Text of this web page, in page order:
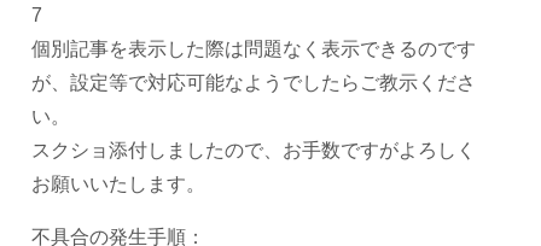
7
個別記事を表示した際は問題なく表示できるのです
が、設定等で対応可能なようでしたらご教示くださ
い。
スクショ添付しましたので、お手数ですがよろしく
お願いいたします。
不具合の発生手順：